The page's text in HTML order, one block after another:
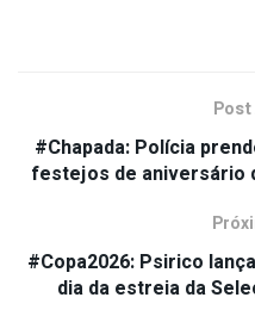
#Chapada: Polícia
festejos de aniversário
#Copa2026: Psirico
dia da estreia da